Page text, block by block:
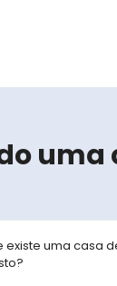
uma
existe uma casa